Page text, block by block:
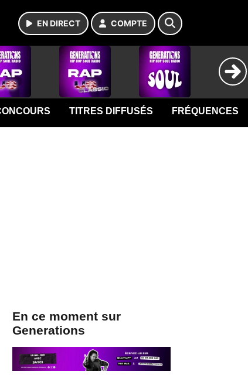
EN DIRECT COMPTE
TITRES DIFFUSÉS FRÉQUENCES
En ce moment sur
Generations